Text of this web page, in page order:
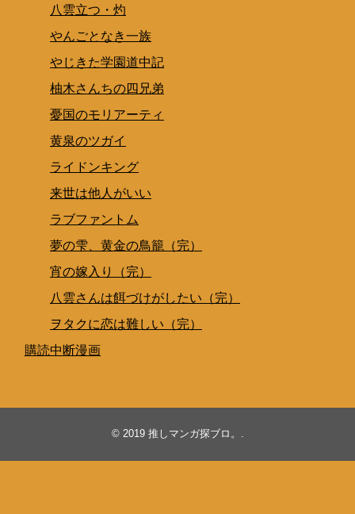
八雲立つ・灼
やんごとなき一族
やじきた学園道中記
柚木さんちの四兄弟
憂国のモリアーティ
黄泉のツガイ
ライドンキング
来世は他人がいい
ラブファントム
夢の雫、黄金の鳥籠（完）
宵の嫁入り（完）
八雲さんは餌づけがしたい（完）
ヲタクに恋は難しい（完）
購読中断漫画
© 2019 推しマンガ探ブロ。